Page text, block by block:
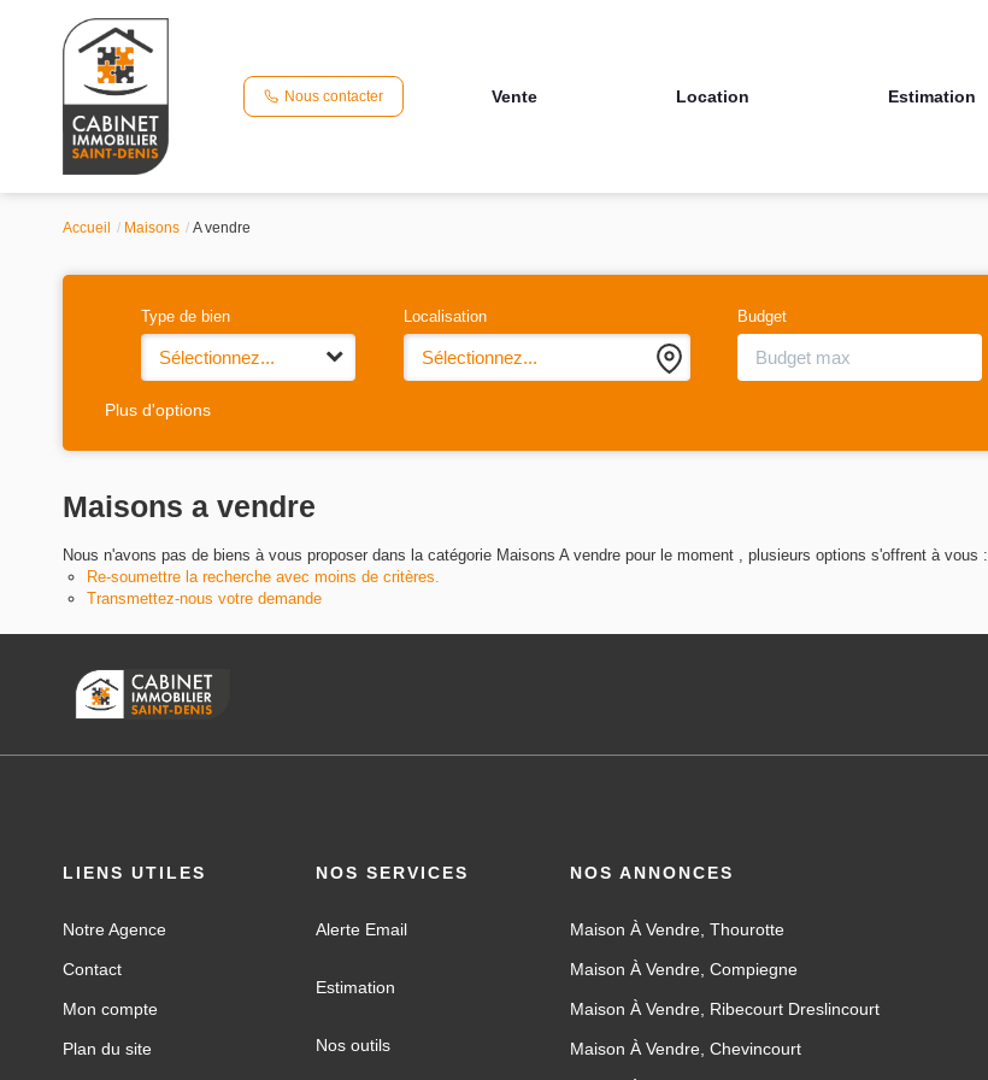
Nous contacter Vente Location Estimation
Accueil Maisons A vendre
Type de bien
Sélectionnez...
Localisation
Sélectionnez...
Budget
Plus d'options
Maisons a vendre
Nous n'avons pas de biens à vous proposer dans la catégorie Maisons A vendre pour le moment , plusieurs options s'offrent à vous :
Re-soumettre la recherche avec moins de critères.
Transmettez-nous votre demande
LIENS UTILES
Notre Agence
Contact
Mon compte
Plan du site
NOS SERVICES
Alerte Email
Estimation
Nos outils
NOS ANNONCES
Maison À Vendre, Thourotte
Maison À Vendre, Compiegne
Maison À Vendre, Ribecourt Dreslincourt
Maison À Vendre, Chevincourt